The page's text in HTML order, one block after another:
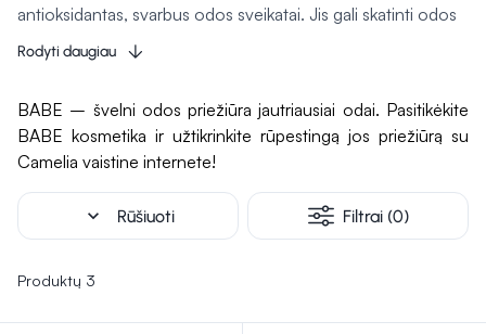
antioksidantas, svarbus odos sveikatai. Jis gali skatinti odos
atsinaujinimą, mažinti raukšles ir gerinti jos tekstūrą.
Pavyzdžiui, retinolio serumas padeda kovoti su akne ir
priežiūrai. Šis vitaminas taip pat skatinakolageno
gamybą, kuri padeda išlaikyti odos elastingumą. Vis dėlto,
retinolį svarbu naudoti atsargiai, ypač jautriai odai, nes jis gali
sukelti dirginimą.
Rodyti daugiau
BABE – švelni odos priežiūra jautriausiai odai. Pasitikėkite
BABE kosmetika ir užtikrinkite rūpestingą jos priežiūrą su
Camelia vaistine internete!
expand_more Rūšiuoti Filtrai (0)
Produktų 3